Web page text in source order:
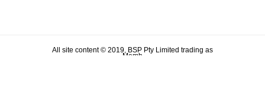
All site content © 2019, BSP Pty Limited trading as
Memh